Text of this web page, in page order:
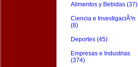
Alimentos y Bebidas (37)
Ciencia e InvestigaciÃ³n
(8)
Deportes (45)
Empresas e Industrias
(374)